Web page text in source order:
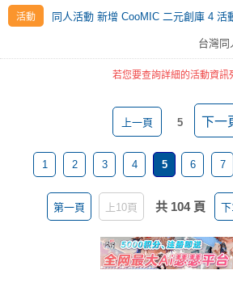
同人活動 新增 CooMIC 二元創庫 4 活
台灣同
若您要查詢詳細的活動資訊
上一頁 5 下一
1 2 3 4 5 6 7
第一頁 上10頁 共 104 頁 下